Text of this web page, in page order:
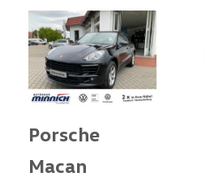
Porsche
Macan